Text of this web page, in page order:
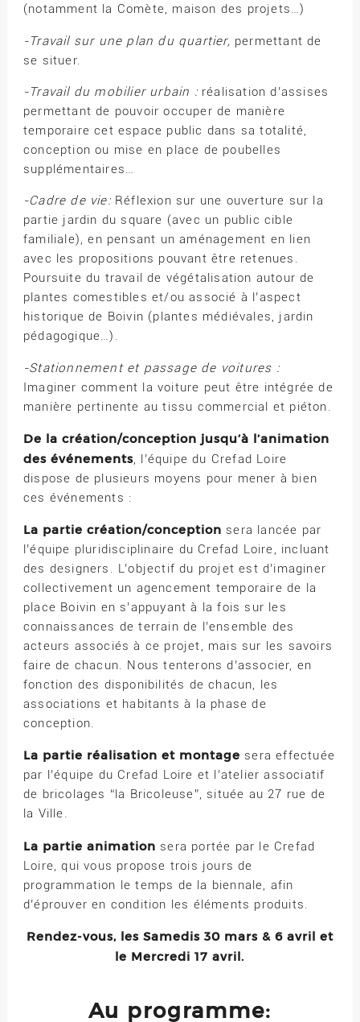
(notamment la Comète, maison des projets…)
-Travail sur une plan du quartier, permettant de
se situer.
-Travail du mobilier urbain :réalisation d’assises
permettant de pouvoir occuper de manière
temporaire cet espace public dans sa totalité,
conception ou mise en place de poubelles
supplémentaires…
-Cadre de vie: Réflexion sur une ouverture sur la
partie jardin du square (avec un public cible
familiale), en pensant un aménagement en lien
avec les propositions pouvant être retenues.
Poursuite du travail de végétalisation autour de
plantes comestibles et/ou associé à l’aspect
historique de Boivin (plantes médiévales, jardin
pédagogique…).
-Stationnement et passage de voitures :
Imaginer comment la voiture peut être intégrée de
manière pertinente au tissu commercial et piéton.
De la création/conception jusqu’à l’animation
des événements, l’équipe du Crefad Loire
dispose de plusieurs moyens pour mener à bien
ces événements :
La partie création/conception sera lancée par
l’équipe pluridisciplinaire du Crefad Loire, incluant
des designers. L’objectif du projet est d’imaginer
collectivement un agencement temporaire de la
place Boivin en s’appuyant à la fois sur les
connaissances de terrain de l’ensemble des
acteurs associés à ce projet, mais sur les savoirs
faire de chacun. Nous tenterons d’associer, en
fonction des disponibilités de chacun, les
associations et habitants à la phase de
conception.
La partie réalisation et montage sera effectuée
par l’équipe du Crefad Loire et l’atelier associatif
de bricolages “la Bricoleuse”, située au 27 rue de
la Ville.
La partie animation sera portée par le Crefad
Loire, qui vous propose trois jours de
programmation le temps de la biennale, afin
d’éprouver en condition les éléments produits.
Rendez-vous, les Samedis 30 mars & 6 avril et
le Mercredi 17 avril.
Au programme: